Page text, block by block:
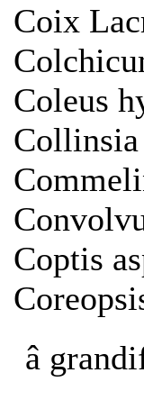
Coix
Coleus
Coptis
â